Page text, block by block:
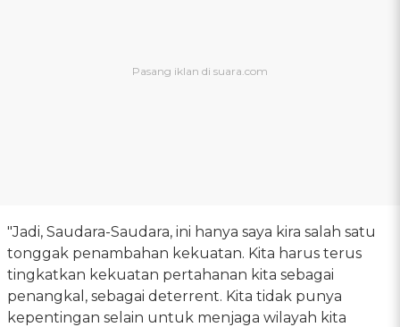
"Jadi, Saudara-Saudara, ini hanya saya kira salah satu
tonggak penambahan kekuatan. Kita harus terus
tingkatkan kekuatan pertahanan kita sebagai
penangkal, sebagai deterrent. Kita tidak punya
kepentingan selain untuk menjaga wilayah kita